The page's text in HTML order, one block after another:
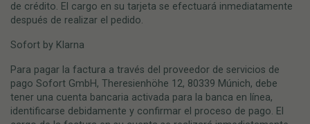
de crédito. El cargo en su tarjeta se efectuará inmediatamente
después de realizar el pedido.
Sofort by Klarna
Para pagar la factura a través del proveedor de servicios de
pago Sofort GmbH, Theresienhöhe 12, 80339 Múnich, debe
tener una cuenta bancaria activada para la banca en línea,
identificarse debidamente y confirmar el proceso de pago. El